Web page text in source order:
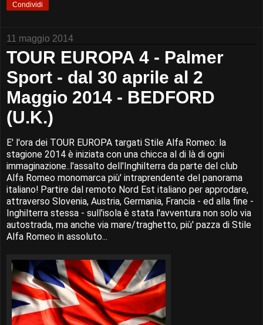
Condividi
11 maggio 2014
TOUR EUROPA 4 - Palmer
Sport - dal 30 aprile al 2
Maggio 2014 - BEDFORD
(U.K.)
E' l'ora dei TOUR EUROPA targati Stile Alfa Romeo: la
stagione 2014 è iniziata con una chicca al di là di ogni
immaginazione..l'assalto dell'Inghilterra da parte del club
Alfa Romeo monomarca più' intraprendente del panorama
italiano! Partire dal remoto Nord Est italiano per approdare,
attraverso Slovenia, Austria, Germania, Francia - ed alla fine -
Inghilterra stessa - sull'isola è stata l'avventura non solo via
autostrada, ma anche via mare/traghetto, più' pazza di Stile
Alfa Romeo in assoluto...